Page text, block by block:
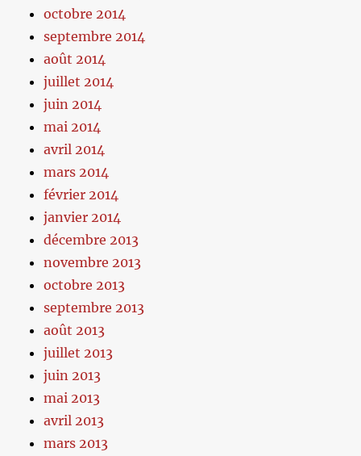
octobre 2014
septembre 2014
août 2014
juillet 2014
juin 2014
mai 2014
avril 2014
mars 2014
février 2014
janvier 2014
décembre 2013
novembre 2013
octobre 2013
septembre 2013
août 2013
juillet 2013
juin 2013
mai 2013
avril 2013
mars 2013